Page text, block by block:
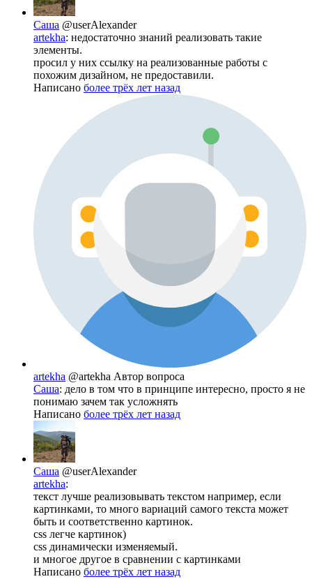
Саша @userAlexander
artekha: недостаточно знаний реализовать такие
элементы.
просил у них ссылку на реализованные работы с
похожим дизайном, не предоставили.
Написано более трёх лет назад
artekha @artekha Автор вопроса
Саша: дело в том что в принципе интересно, просто я не
понимаю зачем так усложнять
Написано более трёх лет назад
Саша @userAlexander
artekha:
текст лучше реализовывать текстом например, если
картинками, то много вариаций самого текста может
быть и соответственно картинок.
css легче картинок)
css динамически изменяемый.
и многое другое в сравнении с картинками
Написано более трёх лет назад